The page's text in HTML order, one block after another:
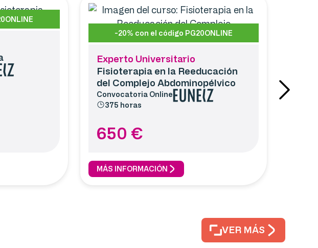
-20% con el código PG20ONLINE
Experto Universitario
Fisioterapia en la Reeducación
del Complejo Abdominopélvico
Convocatoria Online
375 horas
650 €
MÁS INFORMACIÓN
VER MÁS